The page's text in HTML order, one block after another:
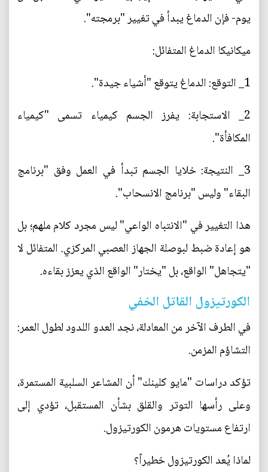
يوم- فإن الدماغ يبدأ في تغيير "برمجته".
ميكانيكا الدماغ المتفائل:
1_ التوقع: الدماغ يتوقع "أشياء جيدة".
2_ الاستجابة: يفرز الجسم كيمياء تسمى "كيمياء
المكافأة".
3_ النتيجة: خلايا الجسم تبدأ في العمل وفق "برنامج
البقاء" وليس "برنامج الانسحاب".
هذا التغيير في "الانتباه الواعي" ليس مجرد كلام ملهم؛ بل
هو إعادة ضبط لبوصلة الجهاز العصبي المركزي. المتفائل لا
"يتجاهل" الواقع، بل "يختار" الواقع الذي يعزز بقاءه.
الكورتيزول القاتل الخفي
في الطرف الآخر من المعادلة، نجد العدو اللدود لطول العمر:
التشاؤم المزمن.
تؤكد دراسات "مايو كلينك" أن المشاعر السلبية المستمرة،
وعلى رأسها التوتر والقلق بشأن المستقبل، تؤدي إلى
ارتفاع مستويات هرمون الكورتيزول.
لماذا يُعد الكورتيزول خطيراً؟